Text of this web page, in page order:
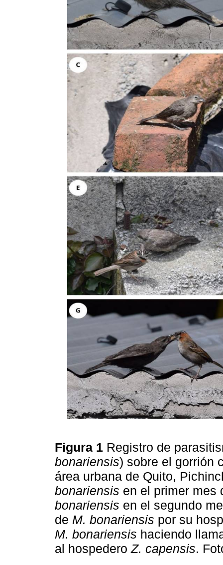
Figura 1 Registro de
bonariensis) sobre el gorrión
área urbana de Quito,
bonariensis en el primer mes
bonariensis en el segundo
de M. bonariensis por su
M. bonariensis haciendo
al hospederoZ. capensis.